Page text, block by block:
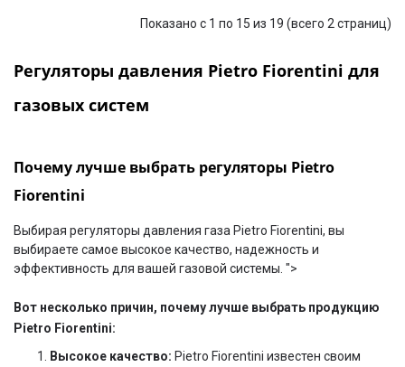
Показано с 1 по 15 из 19 (всего 2 страниц)
Регуляторы давления Pietro Fiorentini для
газовых систем
Почему лучше выбрать регуляторы Pietro
Fiorentini
Выбирая регуляторы давления газа Pietro Fiorentini, вы
выбираете самое высокое качество, надежность и
эффективность для вашей газовой системы. ">
Вот несколько причин, почему лучше выбрать продукцию
Pietro Fiorentini:
Высокое качество: Pietro Fiorentini известен своим